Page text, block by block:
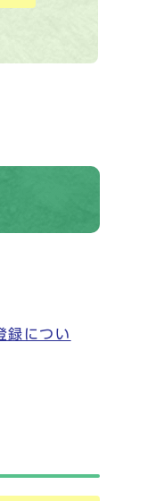
録につい